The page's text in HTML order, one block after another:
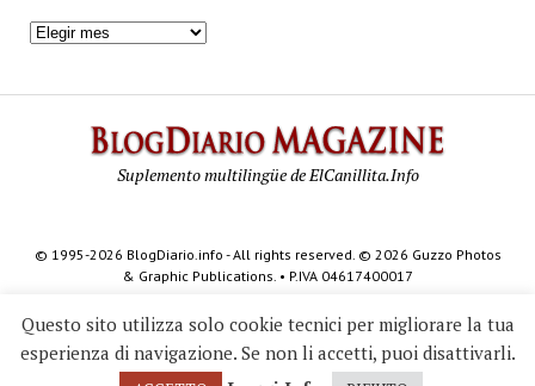
Archivos/Archivio/Archives
Suplemento multilingüe de ElCanillita.Info
© 1995-2026 BlogDiario.info - All rights reserved. © 2026 Guzzo Photos
& Graphic Publications. • P.IVA 04617400017
Questo sito utilizza solo cookie tecnici per migliorare la tua
esperienza di navigazione. Se non li accetti, puoi disattivarli.